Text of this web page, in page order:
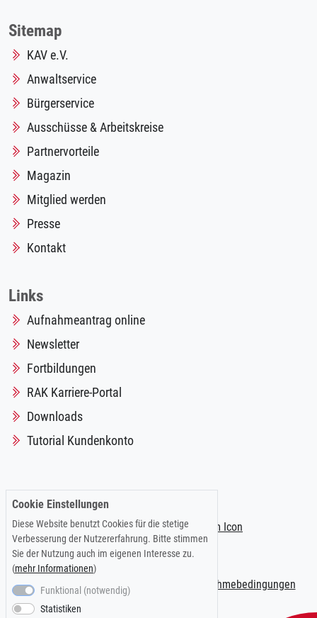
Sitemap
KAV e.V.
Anwaltservice
Bürgerservice
Ausschüsse & Arbeitskreise
Partnervorteile
Magazin
Mitglied werden
Presse
Kontakt
Links
Aufnahmeantrag online
Newsletter
Fortbildungen
RAK Karriere-Portal
Downloads
Tutorial Kundenkonto
Impressum |Datenschutzerklärung Teilnahmebedingungen
Cookie Einstellungen
Diese Website benutzt Cookies für die stetige
Verbesserung der Nutzererfahrung. Bitte stimmen
Sie der Nutzung auch im eigenen Interesse zu.
(mehr Informationen)
Funktional (notwendig)
Statistiken